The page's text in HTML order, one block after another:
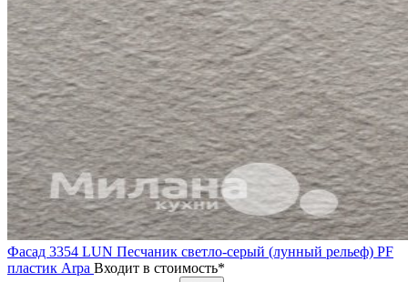
Фасад 3354 LUN Песчаник светло-серый (лунный рельеф) PF
пластик Arpa Входит в стоимость*